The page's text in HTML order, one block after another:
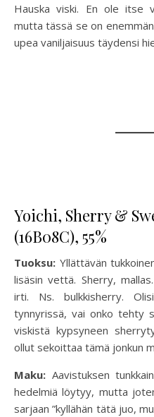
Hauska viski. En ole itse
mutta tässä se on
upea vaniljaisuus täydensi
Yoichi, Sherry &
(16B08C), 55%
Tuoksu: Yllättävän
lisäsin vettä. Sherry,
irti. Ns. bulkkisherry.
tynnyrissä, vai onko tehty
viskistä kypsyneen
ollut sekoittaa tämä jonkun
Maku: Aavistuksen
hedelmiä löytyy, mutta
sarjaan ”kyllähän tätä juo,